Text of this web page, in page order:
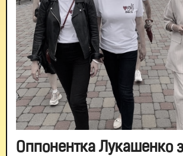
Оппонентка Лукашенко